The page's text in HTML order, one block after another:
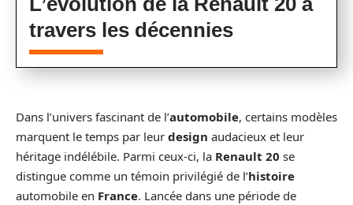
travers les décennies
Dans l’univers fascinant de l’automobile, certains modèles
marquent le temps par leur design audacieux et leur
héritage indélébile. Parmi ceux-ci, la Renault 20 se
distingue comme un témoin privilégié de l’histoire
automobile en France. Lancée dans une période de